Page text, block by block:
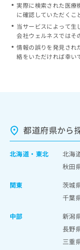
実際に検索された医療
に確認していただくこ
当サービスによって生
会社ウェルネスではそ
情報の誤りを発見され
絡をいただければ幸い
都道府県から
北海道 ・ 東北 北海
秋田
関東
茨城
千葉
中部
新潟
長野
三重